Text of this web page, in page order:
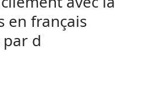
en français
d